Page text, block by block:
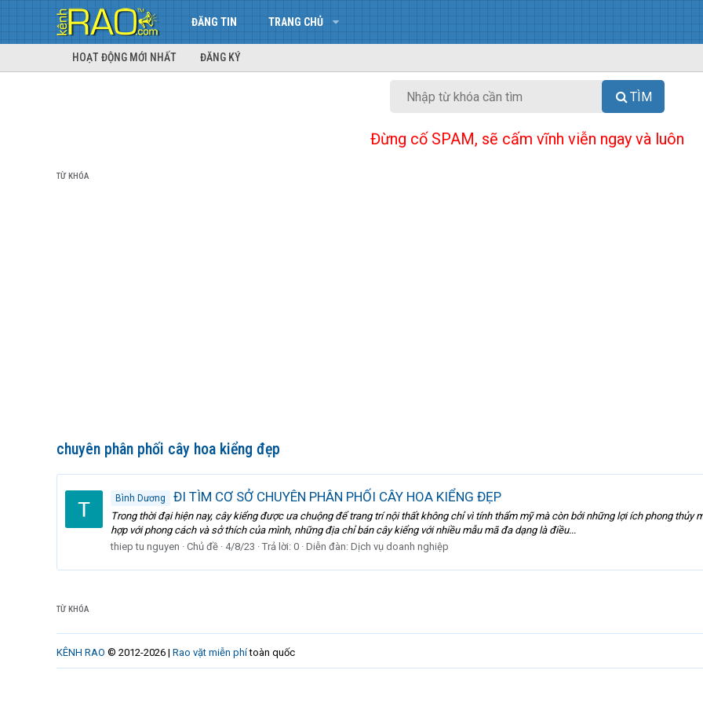
ĐĂNG TIN TRANG CHỦ
HOẠT ĐỘNG MỚI NHẤT ĐĂNG KÝ
TÌM
Đừng cố SPAM, sẽ cấm vĩnh viễn ngay và luôn
TỪ KHÓA
chuyên phân phối cây hoa kiểng đẹp
Bình Dương ĐI TÌM CƠ SỞ CHUYÊN PHÂN PHỐI CÂY HOA KIỂNG ĐẸP
Trong thời đại hiện nay, cây kiểng được ưa chuộng để trang trí nội thất không chỉ vì tính thẩm mỹ mà còn bởi những lợi ích phong thủy
hợp với phong cách và sở thích của mình, những địa chỉ bán cây kiểng với nhiều mẫu mã đa dạng là điều...
thiep tu nguyen
Chủ đề 4/8/23 Trả lời: 0 Diễn đàn: Dịch vụ doanh nghiệp
TỪ KHÓA
KÊNH RAO © 2012-2026 | Rao vặt miễn phítoàn quốc